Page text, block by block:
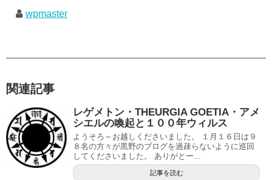
wpmaster
関連記事
レゲメトン・THEURGIA GOETIA・アメ
シエルの喚起と１００年ウィルス
ようそろ～お越しくださいました。 １月１６日は９
８名の方々が黒野のブログを過疎らないように巡回
してくださいました。 ありがとー...
記事を読む